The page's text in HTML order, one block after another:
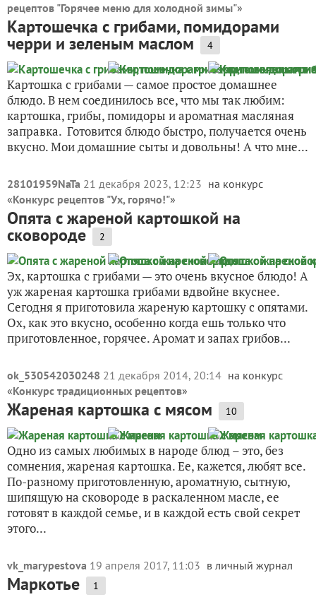
рецептов "Горячее меню для холодной зимы"»
Картошечка с грибами, помидорами
черри и зеленым маслом 4
Картошка с грибами — самое простое домашнее
блюдо. В нем соединилось все, что мы так любим:
картошка, грибы, помидоры и ароматная масляная
заправка. Готовится блюдо быстро, получается очень
вкусно. Мои домашние сыты и довольны! А что мне...
28101959NaTa 21 декабря 2023, 12:23 на конкурс
«Конкурс рецептов "Ух, горячо!"»
Опята с жареной картошкой на
сковороде 2
Эх, картошка с грибами — это очень вкусное блюдо! А
уж жареная картошка грибами вдвойне вкуснее.
Сегодня я приготовила жареную картошку с опятами.
Ох, как это вкусно, особенно когда ешь только что
приготовленное, горячее. Аромат и запах грибов...
ok_530542030248 21 декабря 2014, 20:14 на конкурс
«Конкурс традиционных рецептов»
Жареная картошка с мясом 10
Одно из самых любимых в народе блюд – это, без
сомнения, жареная картошка. Ее, кажется, любят все.
По-разному приготовленную, ароматную, сытную,
шипящую на сковороде в раскаленном масле, ее
готовят в каждой семье, и в каждой есть свой секрет
этого...
vk_marypestova 19 апреля 2017, 11:03 в личный журнал
Маркотье 1